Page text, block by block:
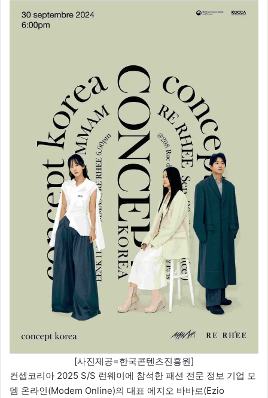
[사진제공=한국콘텐츠진흥원]
컨셉코리아 2025 S/S 런웨이에 참석한 패션 전문 정보 기업 모
뎀 온라인(Modem Online)의 대표 에지오 바바로(Ezio